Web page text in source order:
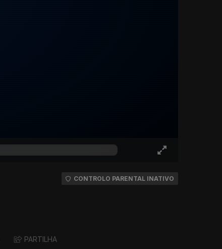
CONTROLO PARENTAL INATIVO
PARTILHA